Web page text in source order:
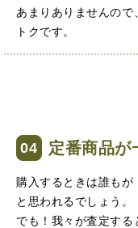
（大阪府大阪市）す
ムページの皆様の評
めての利用でしたが
あまりありませんの
トクです。
定番商品が
購入するときは誰もが
と思われるでしょう。
でも！我々が査定す